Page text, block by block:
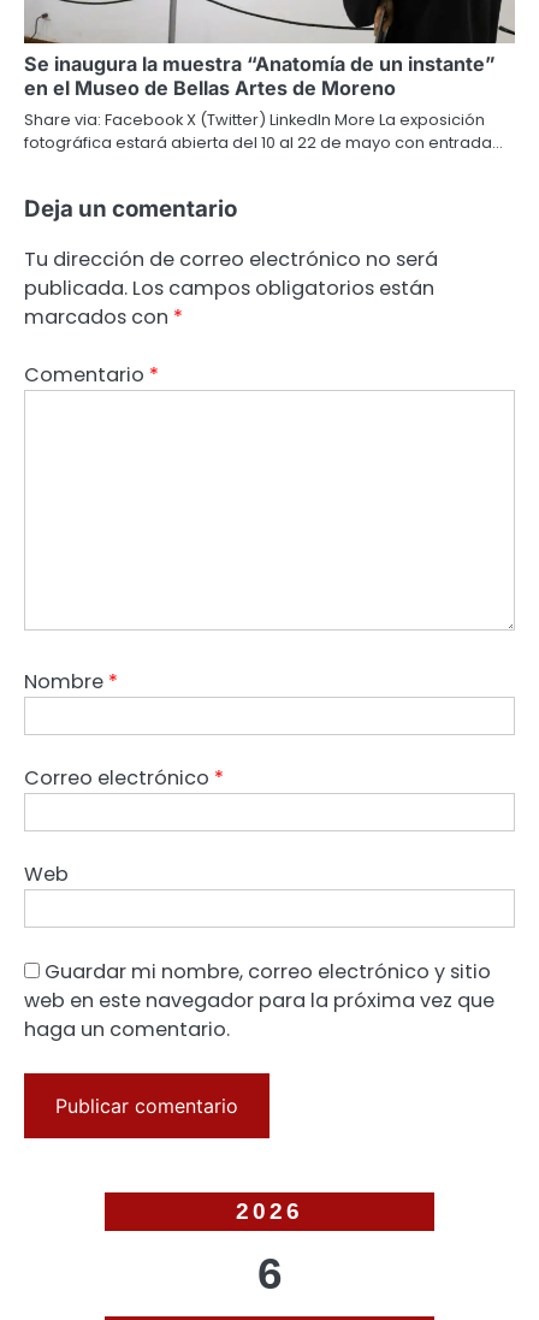
Se inaugura la muestra “Anatomía de un instante”
en el Museo de Bellas Artes de Moreno
Share via: Facebook X (Twitter) LinkedIn More La exposición
fotográfica estará abierta del 10 al 22 de mayo con entrada…
Deja un comentario
Tu dirección de correo electrónico no será
publicada. Los campos obligatorios están
marcados con *
Comentario *
Nombre *
Correo electrónico *
Web
Guardar mi nombre, correo electrónico y sitio
web en este navegador para la próxima vez que
haga un comentario.
2026
6